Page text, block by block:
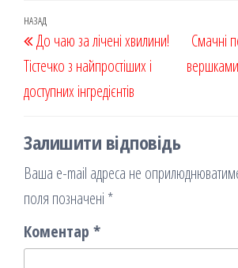
k on ис
я
Навігація
записів
Попередній
запис
НАЗАД
До чаю за лічені хвилини!
Тістечко з найпростіших і
доступних інгредієнтів
Смачні
Залишити відповідь
Ваша e-mail адреса не
поля позначені *
Коментар *